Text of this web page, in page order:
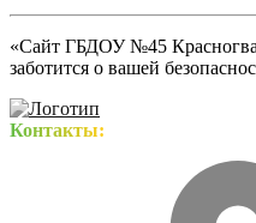
«Сайт ГБДОУ №45
заботится о вашей
Контакты: